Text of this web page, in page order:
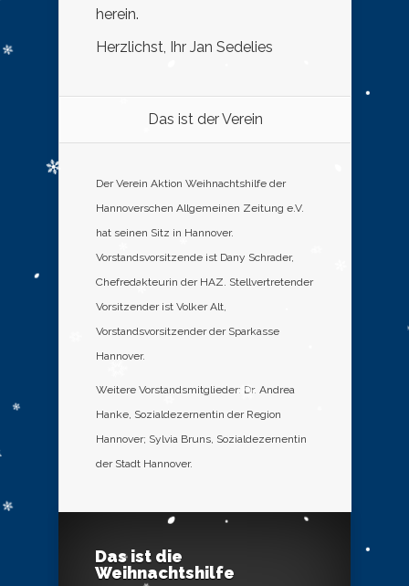
herein.
Herzlichst, Ihr Jan Sedelies
Das ist der Verein
Der Verein Aktion Weihnachtshilfe der
Hannoverschen Allgemeinen Zeitung e.V.
hat seinen Sitz in Hannover.
Vorstandsvorsitzende ist Dany Schrader,
Chefredakteurin der HAZ. Stellvertretender
Vorsitzender ist Volker Alt,
Vorstandsvorsitzender der Sparkasse
Hannover.
Weitere Vorstandsmitglieder: Dr. Andrea
Hanke, Sozialdezernentin der Region
Hannover; Sylvia Bruns, Sozialdezernentin
der Stadt Hannover.
Das ist die
Weihnachtshilfe